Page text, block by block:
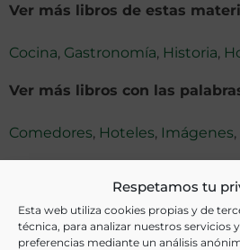
Respetamos tu
Esta web utiliza cookies propias y de
técnica, para analizar nuestros servicios
preferencias mediante un análisis
Ver más libros de estas
Cocina, Gastronomía, Historia,
Ver más libros con las
Comedores, Hoteles, Imágenes,